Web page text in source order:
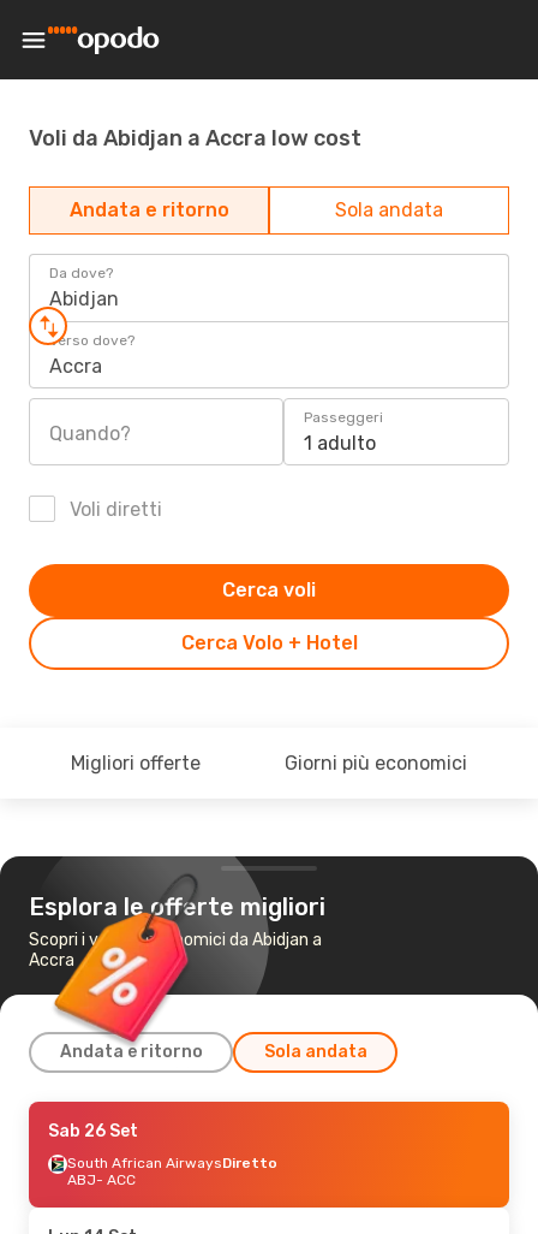
Voli da Abidjan a Accra low cost
Andata e ritorno Sola andata
Da dove?
Abidjan
Verso dove?
Accra
Quando?
Passeggeri
1 adulto
Voli diretti
Cerca Volo + Hotel
Cerca voli
Migliori offerte Giorni più economici
Esplora le offerte migliori
Scopri i voli più economici da Abidjan a
Accra
Andata e ritorno Sola andata
Sab 5 Set- Dom 6 Set
EmiratesDiretto
ABJ- ACC
ACC- ABJ
Sab 26 Set
South African AirwaysDiretto
ABJ- ACC